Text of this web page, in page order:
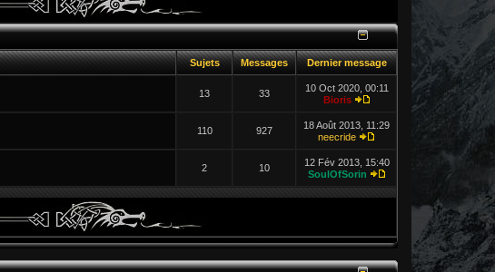
Sujets Messages Dernier message
13 33
10 Oct 2020, 00:11
Bioris
110 927
18 Août 2013, 11:29
neecride
2 10
12 Fév 2013, 15:40
SoulOfSorin